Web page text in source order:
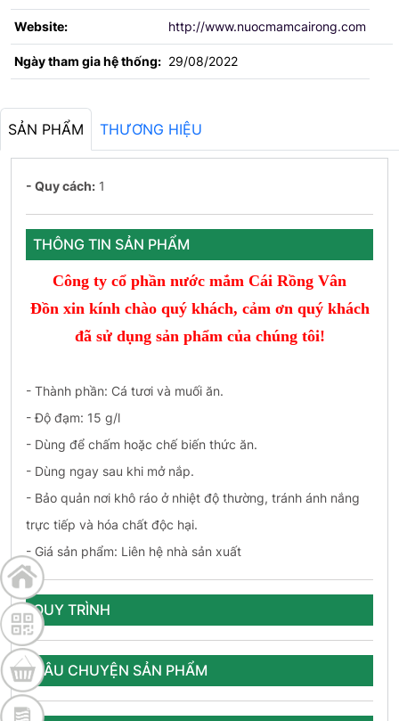
Website: http://www.nuocmamcairong.com
Ngày tham gia hệ thống: 29/08/2022
SẢN PHẨM THƯƠNG HIỆU
- Quy cách: 1
THÔNG TIN SẢN PHẨM
Công ty cổ phần nước mắm Cái Rồng Vân
Đồnxin kính chào quý khách, cảm ơn quý khách
đã sử dụng sản phẩm của chúng tôi!
- Thành phần: Cá tươi và muối ăn.
- Độ đạm: 15 g/l
- Dùng để chấm hoặc chế biến thức ăn.
- Dùng ngay sau khi mở nắp.
- Bảo quản nơi khô ráo ở nhiệt độ thường, tránh ánh nắng
trực tiếp và hóa chất độc hại.
- Giá sản phẩm: Liên hệ nhà sản xuất
QUY TRÌNH
CÂU CHUYỆN SẢN PHẨM